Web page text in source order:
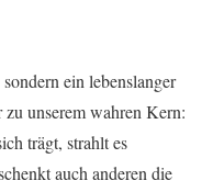
ein lebenslanger
zu unserem wahren Kern:
trägt, strahlt es
auch anderen die